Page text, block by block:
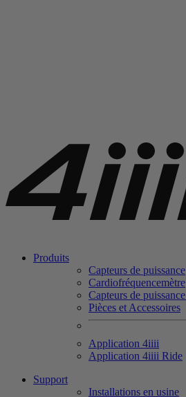
Produits
Capteurs de puissance
Cardiofréquencemètre
Capteurs de puissance
Pièces et Accessoires
Application 4iiii
Application 4iiii Ride
Support
Installations en usine